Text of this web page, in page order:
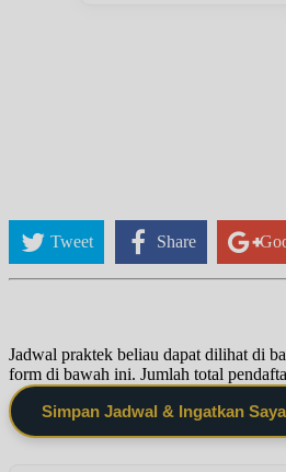
Tweet Share
Jadwal praktek beliau dapat dilihat di
form di bawah ini. Jumlah total
Simpan Jadwal & Ingatkan Saya